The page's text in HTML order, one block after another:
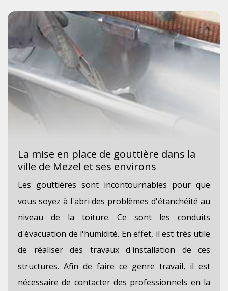
La mise en place de gouttière dans la
ville de Mezel et ses environs
Les gouttières sont incontournables pour que
vous soyez à l'abri des problèmes d'étanchéité au
niveau de la toiture. Ce sont les conduits
d'évacuation de l'humidité. En effet, il est très utile
de réaliser des travaux d'installation de ces
structures. Afin de faire ce genre travail, il est
nécessaire de contacter des professionnels en la